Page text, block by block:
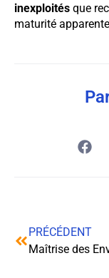
inexploités que
maturité
PRÉCÉDENT